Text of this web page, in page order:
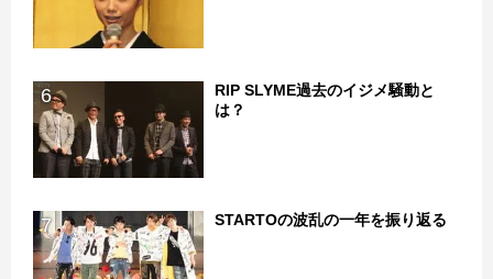
6
RIP SLYME過去のイジメ騒動と
は？
7 STARTOの波乱の一年を振り返る